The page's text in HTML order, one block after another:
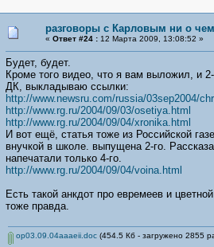
разговоры с Карловым ни о
« Ответ #24 :12 Марта 2009, 13:08:52 »
Будет, будет.
Кроме того видео, что я вам выложил, и
ДК, выкладываю ссылки:
http://www.newsru.com/russia/03sep2004/
http://www.rg.ru/2004/09/03/osetiya.html
http://www.rg.ru/2004/09/04/xronika.html
И вот ещё, статья тоже из Российской
внучкой в школе. выпущена 2-го.
напечатали только 4-го.
http://www.rg.ru/2004/09/04/voina.html
Есть такой анкдот про евремеев и
тоже правда.
op03.09.04aaaeii.doc(454.5 Кб - загружено 2855